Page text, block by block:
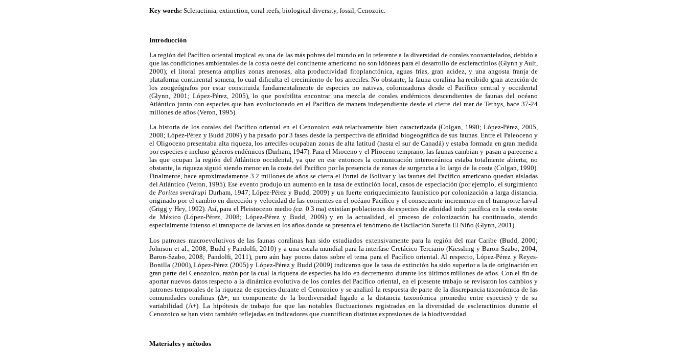
Key words: Scleractinia, extinction, coral reefs, biological diversity, fossil, Cenozoic.
Introducción
La región del Pacífico oriental tropical es una de las más pobres del mundo en lo referente a la diversidad de corales zooxantelados, debido a
que las condiciones ambientales de la costa oeste del continente americano no son idóneas para el desarrollo de escleractinios (Glynn y Ault,
2000); el litoral presenta amplias zonas arenosas, alta productividad fitoplanctónica, aguas frías, gran acidez, y una angosta franja de
plataforma continental somera, lo cual dificulta el crecimiento de los arrecifes. No obstante, la fauna coralina ha recibido gran atención de
los zoogeógrafos por estar constituida fundamentalmente de especies no nativas, colonizadoras desde el Pacífico central y occidental
(Glynn, 2001; López-Pérez, 2005), lo que posibilita encontrar una mezcla de corales endémicos descendientes de faunas del océano
Atlántico junto con especies que han evolucionado en el Pacífico de manera independiente desde el cierre del mar de Tethys, hace 37-24
millones de años (Veron, 1995).
La historia de los corales del Pacífico oriental en el Cenozoico está relativamente bien caracterizada (Colgan, 1990; López-Pérez, 2005,
2008; López-Pérez y Budd 2009) y ha pasado por 3 fases desde la perspectiva de afinidad biogeográfica de sus faunas. Entre el Paleoceno y
el Oligoceno presentaba alta riqueza, los arrecifes ocupaban zonas de alta latitud (hasta el sur de Canadá) y estaba formada en gran medida
por especies e incluso géneros endémicos (Durham, 1947). Para el Mioceno y el Plioceno temprano, las faunas cambian y pasan a parecerse a
las que ocupan la región del Atlántico occidental, ya que en ese entonces la comunicación interoceánica estaba totalmente abierta; no
obstante, la riqueza siguió siendo menor en la costa del Pacífico por la presencia de zonas de surgencia a lo largo de la costa (Colgan, 1990).
Finalmente, hace aproximadamente 3.2 millones de años se cierra el Portal de Bolívar y las faunas del Pacífico americano quedan aisladas
del Atlántico (Veron, 1995). Ese evento produjo un aumento en la tasa de extinción local, casos de especiación (por ejemplo, el surgimiento
de Porites sverdrupiDurham, 1947; López-Pérez y Budd, 2009) y un fuerte enriquecimiento faunístico por colonización a larga distancia,
originado por el cambio en dirección y velocidad de las corrientes en el océano Pacífico y el consecuente incremento en el transporte larval
(Grigg y Hey, 1992). Así, para el Pleistoceno medio(ca. 0.3 ma) existían poblaciones de especies de afinidad indo pacífica en la costa oeste
de México (López-Pérez, 2008; López-Pérez y Budd, 2009) y en la actualidad, el proceso de colonización ha continuado, siendo
especialmente intenso el transporte de larvas en los años donde se presenta el fenómeno de Oscilación Sureña El Niño (Glynn, 2001).
Los patrones macroevolutivos de las faunas coralinas han sido estudiados extensivamente para la región del mar Caribe (Budd, 2000;
Johnson et al., 2008; Budd y Pandolfi, 2010) y a una escala mundial para la interfase Cretácico-Terciario (Kiessling y Baron-Szabo, 2004;
Baron-Szabo, 2008; Pandolfi, 2011), pero aún hay pocos datos sobre el tema para el Pacífico oriental. Al respecto, López-Pérez y Reyes-
Bonilla (2000), López-Pérez (2005) y López-Pérez y Budd (2009) indicaron que la tasa de extinción ha sido superior a la de originación en
gran parte del Cenozoico, razón por la cual la riqueza de especies ha ido en decremento durante los últimos millones de años. Con el fin de
aportar nuevos datos respecto a la dinámica evolutiva de los corales del Pacífico oriental, en el presente trabajo se revisaron los cambios y
patrones temporales de la riqueza de especies durante el Cenozoico y se analizó la respuesta de parte de la discrepancia taxonómica de las
comunidades coralinas (Δ+; un componente de la biodiversidad ligado a la distancia taxonómica promedio entre especies) y de su
variabilidad (Λ+). La hipótesis de trabajo fue que las notables fluctuaciones registradas en la diversidad de escleractinios durante el
Cenozoico se han visto también reflejadas en indicadores que cuantifican distintas expresiones de la biodiversidad.
Materiales y métodos